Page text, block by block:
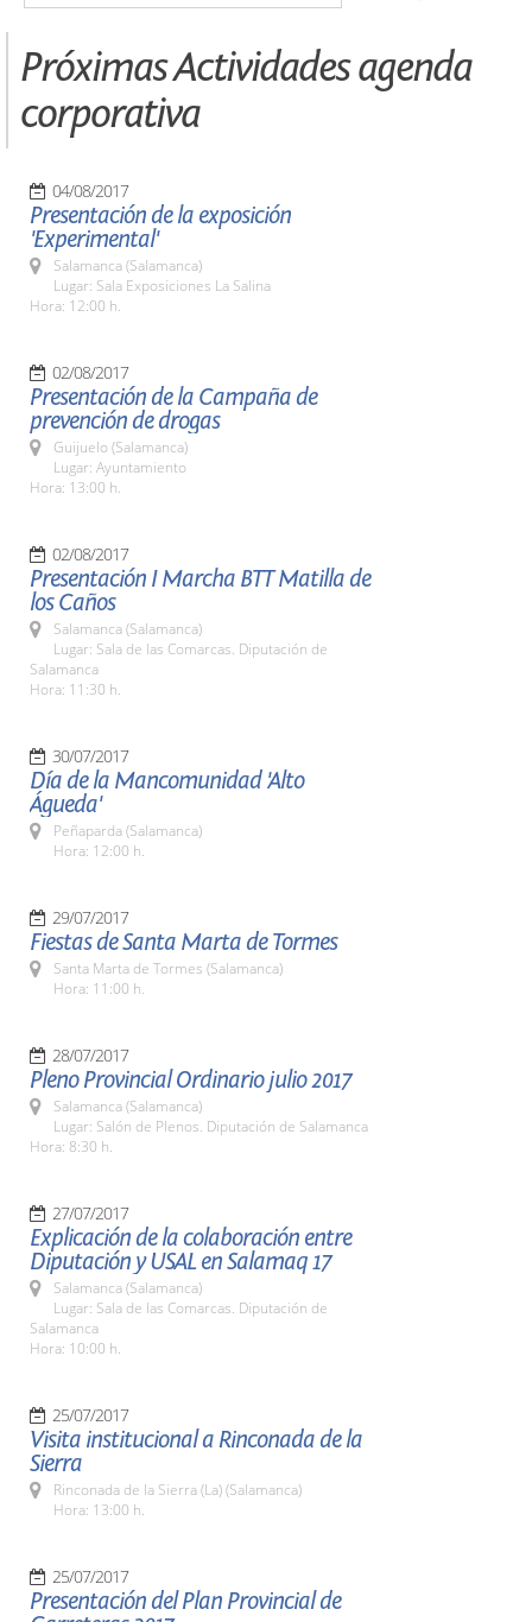
Próximas Actividades agenda
corporativa
04/08/2017
Presentación de la exposición
'Experimental'
Salamanca (Salamanca)
Lugar: Sala Exposiciones La Salina
Hora: 12:00 h.
02/08/2017
Presentación de la Campaña de
prevención de drogas
Guijuelo (Salamanca)
Lugar: Ayuntamiento
Hora: 13:00 h.
02/08/2017
Presentación I Marcha BTT Matilla de
los Caños
Salamanca (Salamanca)
Lugar: Sala de las Comarcas. Diputación de
Salamanca
Hora: 11:30 h.
30/07/2017
Día de la Mancomunidad 'Alto
Águeda'
Peñaparda (Salamanca)
Hora: 12:00 h.
29/07/2017
Fiestas de Santa Marta de Tormes
Santa Marta de Tormes (Salamanca)
Hora: 11:00 h.
28/07/2017
Pleno Provincial Ordinario julio 2017
Salamanca (Salamanca)
Lugar: Salón de Plenos. Diputación de Salamanca
Hora: 8:30 h.
27/07/2017
Explicación de la colaboración entre
Diputación y USAL en Salamaq 17
Salamanca (Salamanca)
Lugar: Sala de las Comarcas. Diputación de
Salamanca
Hora: 10:00 h.
25/07/2017
Visita institucional a Rinconada de la
Sierra
Rinconada de la Sierra (La) (Salamanca)
Hora: 13:00 h.
25/07/2017
Presentación del Plan Provincial de